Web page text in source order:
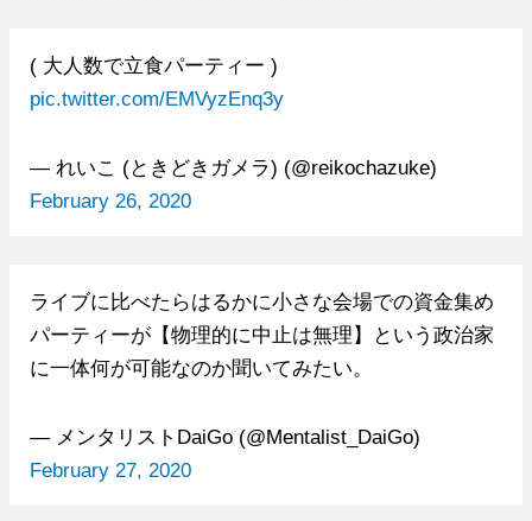
( 大人数で立食パーティー )
pic.twitter.com/EMVyzEnq3y
— れいこ (ときどきガメラ) (@reikochazuke)
February 26, 2020
ライブに比べたらはるかに小さな会場での資金集め
パーティーが【物理的に中止は無理】という政治家
に一体何が可能なのか聞いてみたい。
— メンタリストDaiGo (@Mentalist_DaiGo)
February 27, 2020